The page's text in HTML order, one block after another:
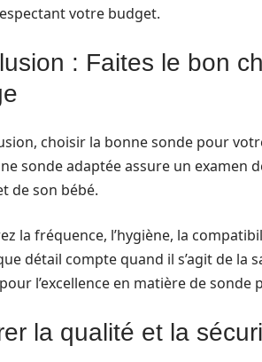
votre budget.
: Faites le bon
choisir la bonne sonde pour
sonde adaptée assure un
de son bébé.
la fréquence, l’hygiène, la
détail compte quand il s’agit de la
l’excellence en matière de
la qualité et la